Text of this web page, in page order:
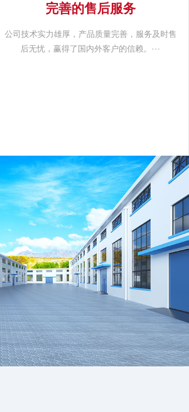
完善的售后服务
公司技术实力雄厚，产品质量完善，服务及时售
后无忧，赢得了国内外客户的信赖。···